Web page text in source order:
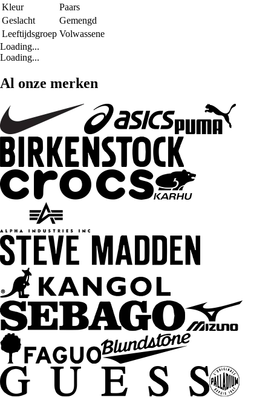
Kleur
Paars
Geslacht
Gemengd
Leeftijdsgroep Volwassene
Loading...
Loading...
Al onze merken